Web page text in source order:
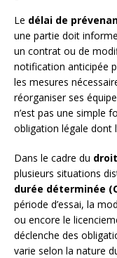
Le délai de
une partie doit
un contrat ou de
notification anticipée
les mesures
réorganiser ses
n’est pas une simple
obligation légale dont
Dans le cadre du
plusieurs situations
durée déterminée
période d’essai, la
ou encore le
déclenche des
varie selon la nature